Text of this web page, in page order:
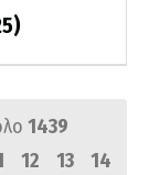
1439
12 13
14